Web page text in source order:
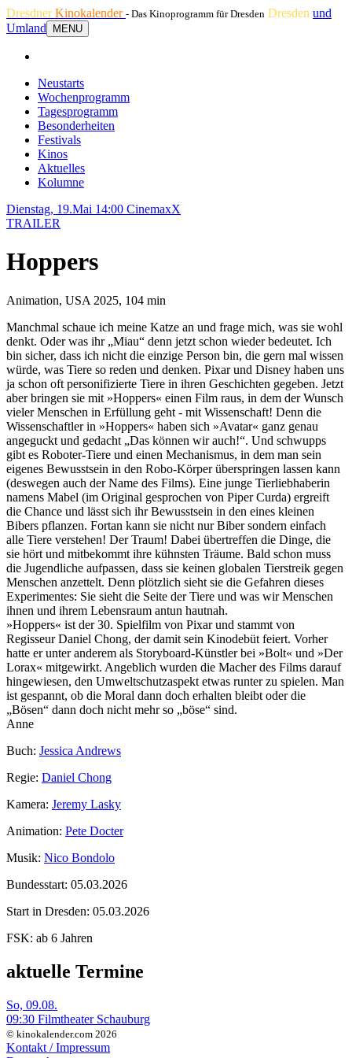
DresdnerKinokalender - Das Kinoprogramm für Dresden Dresden und
Umland
MENU
Neustarts
Wochenprogramm
Tagesprogramm
Besonderheiten
Festivals
Kinos
Aktuelles
Kolumne
Dienstag, 19.Mai 14:00 CinemaxX
TRAILER
Hoppers
Animation, USA 2025, 104 min
Manchmal schaue ich meine Katze an und frage mich, was sie wohl
denkt. Oder was ihr „Miau“ denn jetzt schon wieder bedeutet. Ich
bin sicher, dass ich nicht die einzige Person bin, die gern mal wissen
würde, was Tiere so reden und denken. Pixar und Disney haben uns
ja schon oft personifizierte Tiere in ihren Geschichten gegeben. Jetzt
aber bringen sie mit »Hoppers« einen Film raus, in dem der Wunsch
vieler Menschen in Erfüllung geht - mit Wissenschaft! Denn die
Wissenschaftler in »Hoppers« haben sich »Avatar« ganz genau
angeguckt und gedacht „Das können wir auch!“. Und schwupps
gibt es Roboter-Tiere und einen Mechanismus, in dem man sein
eigenes Bewusstsein in den Robo-Körper überspringen lassen kann
(deswegen auch der Name des Films). Eine junge Tierliebhaberin
namens Mabel (im Original gesprochen von Piper Curda) ergreift
die Chance und lässt sich ihr Bewusstsein in den eines kleinen
Bibers pflanzen. Fortan kann sie nicht nur Biber sondern einfach
alle Tiere verstehen! Der Traum! Dabei übertreffen die Dinge, die
sie hört und mitbekommt ihre kühnsten Träume. Bald schon muss
die Jugendliche aufpassen, dass sie keinen globalen Tierstreik gegen
Menschen anzettelt. Denn plötzlich sieht sie die Gefahren dieses
Experimentes: Sie sieht die Seite der Tiere und was wir Menschen
ihnen und ihrem Lebensraum antun hautnah.
»Hoppers« ist der 30. Spielfilm von Pixar und stammt von
Regisseur Daniel Chong, der damit sein Kinodebüt feiert. Vorher
hatte er unter anderem als Storyboard-Künstler bei »Bolt« und »Der
Lorax« mitgewirkt. Angeblich wurden die Macher des Films darauf
hingewiesen, den Umweltschutzaspekt etwas runter zu spielen. Man
ist gespannt, ob die Moral dann doch erhalten bleibt oder die
„Bösen“ dann doch nicht mehr so „böse“ sind.
Anne
Buch: Jessica Andrews
Regie: Daniel Chong
Kamera: Jeremy Lasky
Animation: Pete Docter
Musik: Nico Bondolo
Bundesstart: 05.03.2026
Start in Dresden: 05.03.2026
FSK: ab 6 Jahren
aktuelle Termine
So, 09.08.
09:30 Filmtheater Schauburg
© kinokalender.com 2026
Kontakt / Impressum